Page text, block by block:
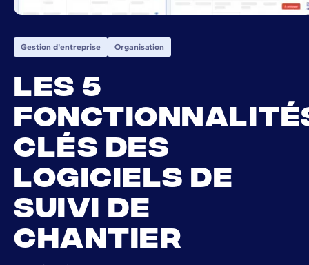
Gestion d'entreprise Organisation
Les 5
clés des
logiciels de
suivi de
chantier